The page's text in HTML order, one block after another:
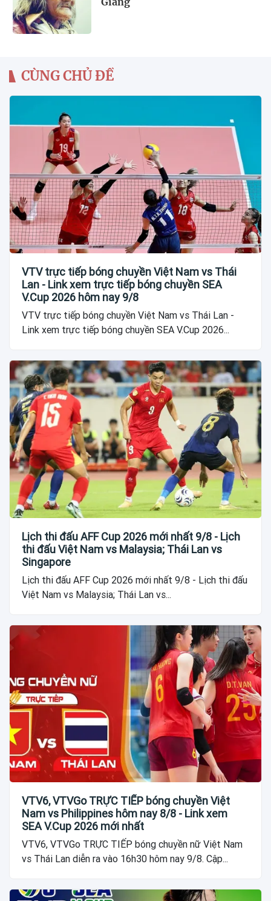
CÙNG CHỦ ĐỀ
VTV trực tiếp bóng chuyền Việt Nam vs Thái
Lan - Link xem trực tiếp bóng chuyền SEA
V.Cup 2026 hôm nay 9/8
VTV trực tiếp bóng chuyền Việt Nam vs Thái Lan -
Link xem trực tiếp bóng chuyền SEA V.Cup 2026...
Lịch thi đấu AFF Cup 2026 mới nhất 9/8 - Lịch
thi đấu Việt Nam vs Malaysia; Thái Lan vs
Singapore
Lịch thi đấu AFF Cup 2026 mới nhất 9/8 - Lịch thi đấu
Việt Nam vs Malaysia; Thái Lan vs...
VTV6, VTVGo TRỰC TIẾP bóng chuyền Việt
Nam vs Philippines hôm nay 8/8 - Link xem
SEA V.Cup 2026 mới nhất
VTV6, VTVGo TRỰC TIẾP bóng chuyền nữ Việt Nam
vs Thái Lan diễn ra vào 16h30 hôm nay 9/8. Cập...